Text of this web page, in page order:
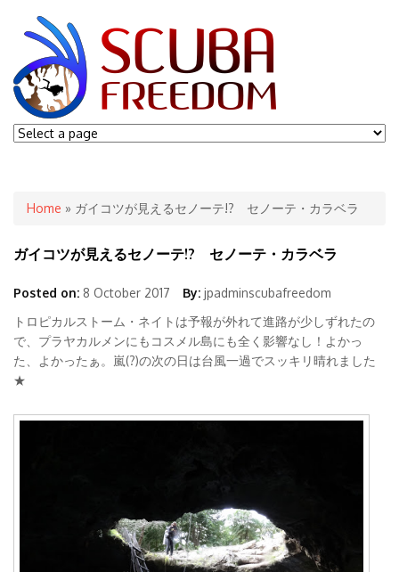
You are here
Home » ガイコツが見えるセノーテ!? セノーテ・カラベラ
ガイコツが見えるセノーテ!? セノーテ・カラベラ
Posted on: 8 October 2017 By: jpadminscubafreedom
トロピカルストーム・ネイトは予報が外れて進路が少しずれたの
で、プラヤカルメンにもコスメル島にも全く影響なし！よかっ
た、よかったぁ。嵐(?)の次の日は台風一過でスッキリ晴れました
★